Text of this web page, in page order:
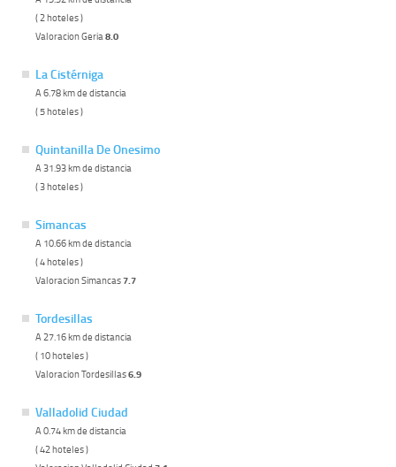
( 2 hoteles )
Valoracion Geria8.0
La Cistérniga
A 6.78 km de distancia
( 5 hoteles )
Quintanilla De Onesimo
A 31.93 km de distancia
( 3 hoteles )
Simancas
A 10.66 km de distancia
( 4 hoteles )
Valoracion Simancas7.7
Tordesillas
A 27.16 km de distancia
( 10 hoteles )
Valoracion Tordesillas6.9
Valladolid Ciudad
A 0.74 km de distancia
( 42 hoteles )